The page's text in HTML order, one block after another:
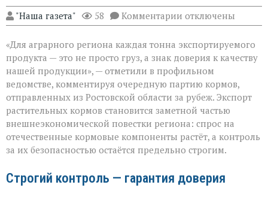
"Наша газета" 58 Комментарии к
записи
шрот
выходит
международный
уровень»
отключены
«Для аграрного региона каждая тонна экспортируемого
продукта — это не просто груз, а знак доверия к качеству
нашей продукции», — отметили в профильном
ведомстве, комментируя очередную партию кормов,
отправленных из Ростовской области за рубеж. Экспорт
растительных кормов становится заметной частью
внешнеэкономической повестки региона: спрос на
отечественные кормовые компоненты растёт, а контроль
за их безопасностью остаётся предельно строгим.
Строгий контроль — гарантия доверия